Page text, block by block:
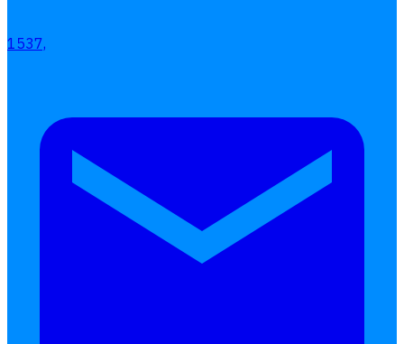
1537,